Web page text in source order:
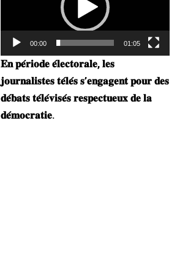
00:00 01:05
𝐄𝐧 𝐩𝐞́𝐫𝐢𝐨𝐝𝐞 𝐞́𝐥𝐞𝐜𝐭𝐨𝐫𝐚𝐥𝐞, 𝐥𝐞𝐬
𝐣𝐨𝐮𝐫𝐧𝐚𝐥𝐢𝐬𝐭𝐞𝐬 𝐭𝐞́𝐥𝐞́𝐬 𝐬’𝐞𝐧𝐠𝐚𝐠𝐞𝐧𝐭 𝐩𝐨𝐮𝐫 𝐝𝐞𝐬
𝐝𝐞́𝐛𝐚𝐭𝐬 𝐭𝐞́𝐥𝐞́𝐯𝐢𝐬𝐞́𝐬 𝐫𝐞𝐬𝐩𝐞𝐜𝐭𝐮𝐞𝐮𝐱 𝐝𝐞 𝐥𝐚
𝐝𝐞́𝐦𝐨𝐜𝐫𝐚𝐭𝐢𝐞.